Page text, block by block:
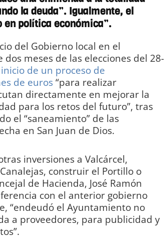
la deuda”. Igualmente, el
en política económica”.
del Gobierno local en el
meses de las elecciones del 28-
de un proceso de
de euros“para realizar
directamente en mejorar la
para los retos del futuro”, tras
el “saneamiento” de las
en San Juan de Dios.
inversiones a Valcárcel,
construir el Portillo o
de Hacienda, José Ramón
con el anterior gobierno
“endeudó el Ayuntamiento no
a proveedores, para publicidad y